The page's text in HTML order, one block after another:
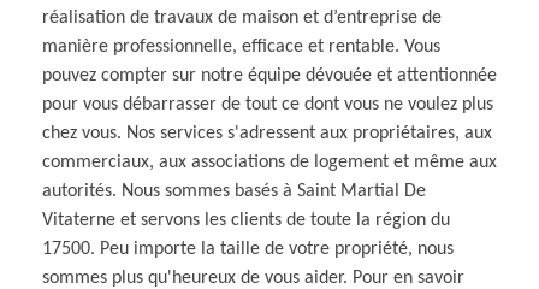
réalisation de travaux de maison et d’entreprise de
manière professionnelle, efficace et rentable. Vous
pouvez compter sur notre équipe dévouée et attentionnée
pour vous débarrasser de tout ce dont vous ne voulez plus
chez vous. Nos services s'adressent aux propriétaires, aux
commerciaux, aux associations de logement et même aux
autorités. Nous sommes basés à Saint Martial De
Vitaterne et servons les clients de toute la région du
17500. Peu importe la taille de votre propriété, nous
sommes plus qu'heureux de vous aider. Pour en savoir